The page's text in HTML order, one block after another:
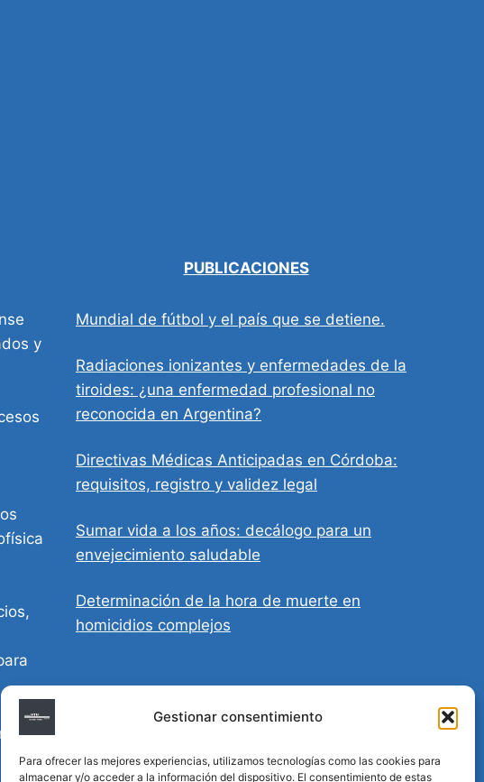
Gestionar consentimiento
Para ofrecer las mejores experiencias, utilizamos tecnologías como las cookies para
almacenar y/o acceder a la información del dispositivo. El consentimiento de estas
y
PUBLICACIONES
Mundial de fútbol y el país que se detiene.
Radiaciones ionizantes y enfermedades de la
tiroides: ¿una enfermedad profesional no
reconocida en Argentina?
Directivas Médicas Anticipadas en Córdoba:
requisitos, registro y validez legal
Sumar vida a los años: decálogo para un
envejecimiento saludable
Determinación de la hora de muerte en
homicidios complejos